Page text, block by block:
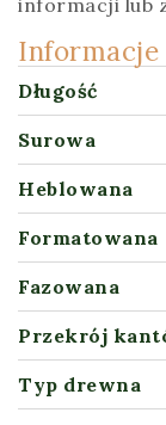
Długość
Surowa
Heblowana
Formatowana
Fazowana
Przekrój
Typ drewna